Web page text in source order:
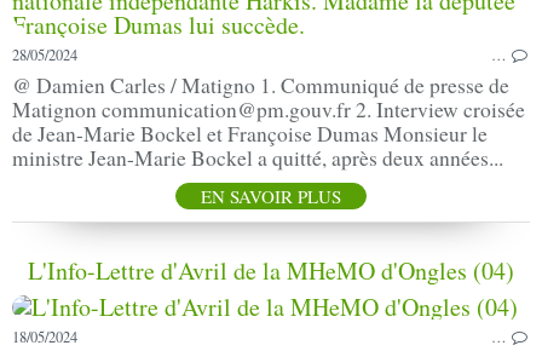
28/05/2024 …
@ Damien Carles / Matigno 1. Communiqué de presse de
Matignon communication@pm.gouv.fr 2. Interview croisée
de Jean-Marie Bockel et Françoise Dumas Monsieur le
ministre Jean-Marie Bockel a quitté, après deux années...
EN SAVOIR PLUS
L'Info-Lettre d'Avril de la MHeMO d'Ongles (04)
18/05/2024 …